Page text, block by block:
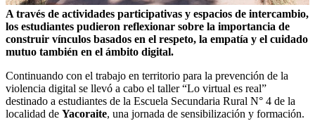
A través de actividades participativas y espacios de intercambio,
los estudiantes pudieron reflexionar sobre la importancia de
construir vínculos basados en el respeto, la empatía y el cuidado
mutuo también en el ámbito digital.
Continuando con el trabajo en territorio para la prevención de la
violencia digital se llevó a cabo el taller “Lo virtual es real”
destinado a estudiantes de la Escuela Secundaria Rural N° 4 de la
localidad de Yacoraite, una jornada de sensibilización y formación.